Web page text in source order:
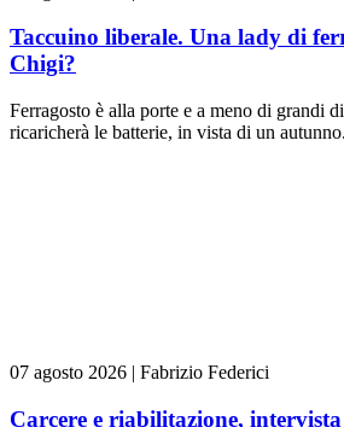
Taccuino liberale. Una lady di
Chigi?
Ferragosto è alla porte e a meno di grandi
ricaricherà le batterie, in vista di un
07 agosto 2026 | Fabrizio Federici
Carcere e riabilitazione,